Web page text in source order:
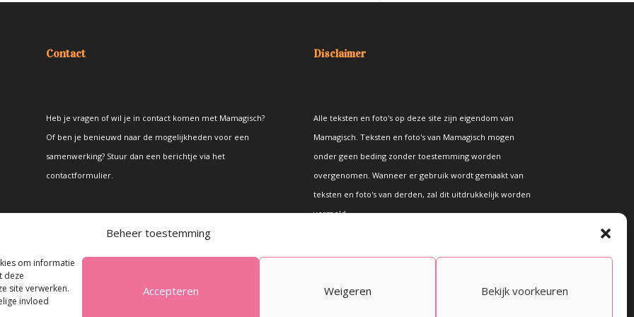
Beheer toestemming
om informatie
deze
site verwerken.
invloed
Accepteren Weigeren Bekijk voorkeuren
Contact
Heb je vragen of wil je in contact komen met Mamagisch?
Of ben je benieuwd naar de mogelijkheden voor een
samenwerking? Stuur dan een berichtje via het
contactformulier.
Disclaimer
Alle teksten en foto's op deze site zijn eigendom van
Mamagisch. Teksten en foto's van Mamagisch mogen
onder geen beding zonder toestemming worden
overgenomen. Wanneer er gebruik wordt gemaakt van
teksten en foto's van derden, zal dit uitdrukkelijk worden
vermeld.